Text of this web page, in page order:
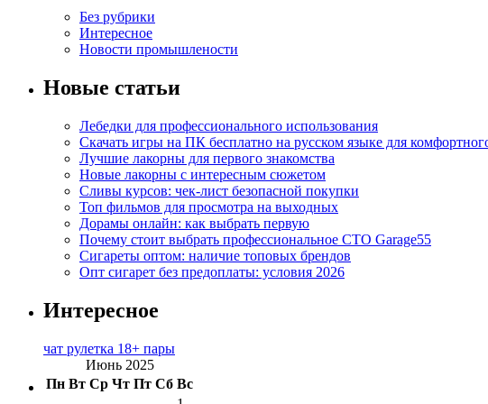
Без рубрики
Интересное
Новости промышлености
Новые статьи
Лебедки для профессионального использования
Скачать игры на ПК бесплатно на русском языке для
Лучшие лакорны для первого знакомства
Новые лакорны с интересным сюжетом
Сливы курсов: чек-лист безопасной покупки
Топ фильмов для просмотра на выходных
Дорамы онлайн: как выбрать первую
Почему стоит выбрать профессиональное СТО Garage55
Сигареты оптом: наличие топовых брендов
Опт сигарет без предоплаты: условия 2026
Интересное
чат рулетка 18+ пары
Июнь 2025
Пн Вт Ср Чт Пт Сб Вс